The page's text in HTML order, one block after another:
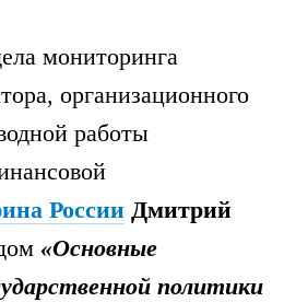
мониторинга
организационного
работы
России Дмитрий
«Основные
политики